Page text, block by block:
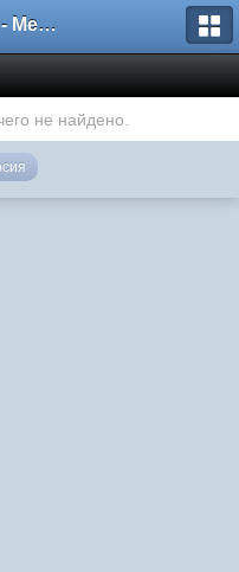
F1-Mania.ru - Международный чемпионат по симрейсингу
не найдено.